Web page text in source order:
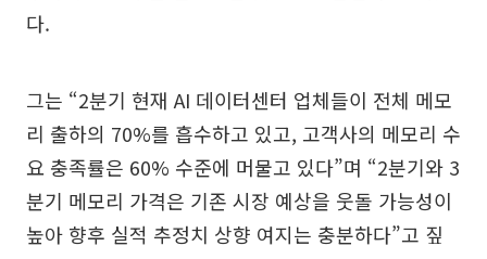
다.
그는 “2분기 현재 AI 데이터센터 업체들이 전체 메모
리 출하의 70%를 흡수하고 있고, 고객사의 메모리 수
요 충족률은 60% 수준에 머물고 있다”며 “2분기와 3
분기 메모리 가격은 기존 시장 예상을 웃돌 가능성이
높아 향후 실적 추정치 상향 여지는 충분하다”고 짚